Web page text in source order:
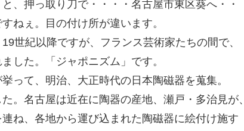
、押っ取り刀で・・・・名古屋市東区葵へ・・
ねぇ。目の付け所が違います。
世紀以降ですが、フランス芸術家たちの間で、
した。「ジャポニズム」です。
って、明治、大正時代の日本陶磁器を蒐集。
。名古屋は近在に陶器の産地、瀬戸・多治見が、
ね、各地から運び込まれた陶磁器に絵付け施す